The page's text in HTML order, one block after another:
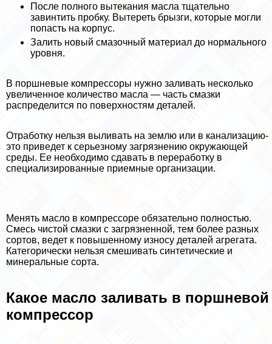
После полного вытекания масла тщательно
завинтить пробку. Вытереть брызги, которые могли
попасть на корпус.
Залить новый смaзoчный материал до нормального
уровня.
В поршневые компрессоры нужно заливать несколько
увеличенное количество масла — часть смазки
распределится по поверхностям деталей.
Отработку нельзя выливать на землю или в канализацию-
это приведет к серьезному загрязнению окружающей
среды. Ее необходимо сдавать в переработку в
специализированные приемные организации.
Менять масло в компрессоре обязательно полностью.
Смесь чистой смазки с загрязненной, тем более разных
сортов, ведет к повышенному износу деталей агрегата.
Категорически нельзя смешивать синтетические и
минеральные сорта.
Какое масло заливать в поршневой
компрессор